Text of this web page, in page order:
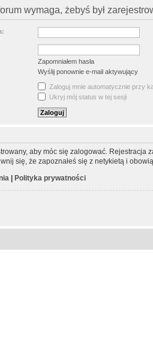
wymaga, żebyś był
Zapomniałem hasła
Wyślij ponownie e-mail aktywujący
Zaloguj mnie automatycznie przy
Ukryj mój status w tej sesji
aby móc się zalogować.
się, że zapoznałeś się z netykietą i
| Polityka prywatności